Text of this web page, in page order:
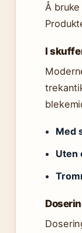
Å
I
Med
Uten